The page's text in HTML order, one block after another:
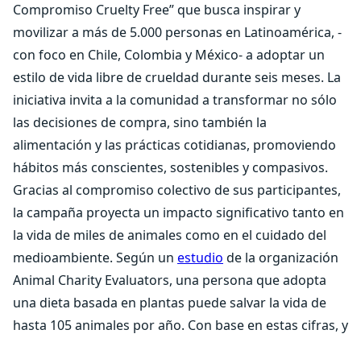
Compromiso Cruelty Free” que busca inspirar y
movilizar a más de 5.000 personas en Latinoamérica, -
con foco en Chile, Colombia y México- a adoptar un
estilo de vida libre de crueldad durante seis meses. La
iniciativa invita a la comunidad a transformar no sólo
las decisiones de compra, sino también la
alimentación y las prácticas cotidianas, promoviendo
hábitos más conscientes, sostenibles y compasivos.
Gracias al compromiso colectivo de sus participantes,
la campaña proyecta un impacto significativo tanto en
la vida de miles de animales como en el cuidado del
medioambiente. Según un estudio de la organización
Animal Charity Evaluators, una persona que adopta
una dieta basada en plantas puede salvar la vida de
hasta 105 animales por año. Con base en estas cifras, y